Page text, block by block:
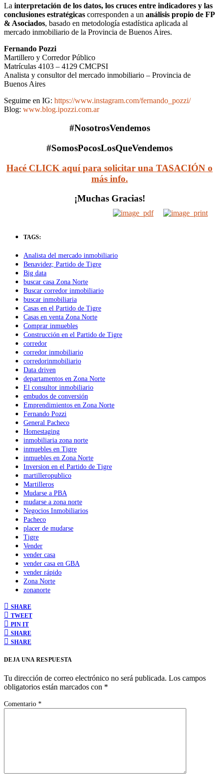
La interpretación de los datos, los cruces entre indicadores y las
conclusiones estratégicas corresponden a un análisis propio de FP
& Asociados, basado en metodología estadística aplicada al
mercado inmobiliario de la Provincia de Buenos Aires.
Fernando Pozzi
Martillero y Corredor Público
Matrículas 4103 – 4129 CMCPSI
Analista y consultor del mercado inmobiliario – Provincia de
Buenos Aires
Seguime en IG: https://www.instagram.com/fernando_pozzi/
Blog: www.blog.ipozzi.com.ar
#NosotrosVendemos
#SomosPocosLosQueVendemos
Hacé CLICK aquí para solicitar una TASACIÓN o
más info.
¡Muchas Gracias!
TAGS:
Analista del mercado inmobiliario
Benavidez; Partido de Tigre
Big data
buscar casa Zona Norte
Buscar corredor inmobiliario
buscar inmobiliaria
Casas en el Partido de Tigre
Casas en venta Zona Norte
Comprar inmuebles
Construcción en el Partido de Tigre
corredor
corredor inmobiliario
corredorinmobiliario
Data driven
departamentos en Zona Norte
El consultor inmobiliario
embudos de conversión
Emprendimientos en Zona Norte
Fernando Pozzi
General Pacheco
Homestaging
inmobiliaria zona norte
inmuebles en Tigre
inmuebles en Zona Norte
Inversion en el Partido de Tigre
martilleropublico
Martilleros
Mudarse a PBA
mudarse a zona norte
Negocios Inmobiliarios
Pacheco
placer de mudarse
Tigre
Vender
vender casa
vender casa en GBA
vender rápido
Zona Norte
zonanorte
SHARE
TWEET
PIN IT
SHARE
SHARE
DEJA UNA RESPUESTA
Tu dirección de correo electrónico no será publicada. Los campos
obligatorios están marcados con *
Comentario *